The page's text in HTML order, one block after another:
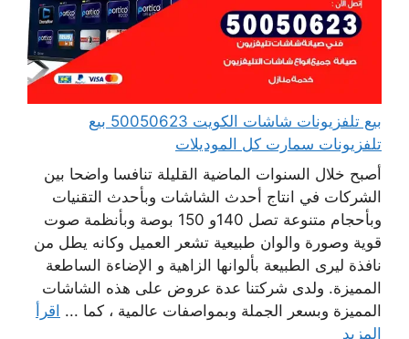
بيع تلفزيونات شاشات الكويت 50050623 بيع
تلفزيونات سمارت كل الموديلات
أصبح خلال السنوات الماضية القليلة تنافسا واضحا بين
الشركات في انتاج أحدث الشاشات وبأحدث التقنيات
وبأحجام متنوعة تصل 140و 150 بوصة وبأنظمة صوت
قوية وصورة والوان طبيعية تشعر العميل وكانه يطل من
نافذة ليرى الطبيعة بألوانها الزاهية و الإضاءة الساطعة
المميزة. ولدى شركتنا عدة عروض على هذه الشاشات
المميزة وبسعر الجملة وبمواصفات عالمية ، كما ... اقرأ
المزيد